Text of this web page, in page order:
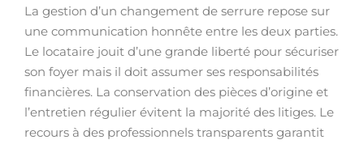
La gestion d’un changement de serrure repose sur
une communication honnête entre les deux parties.
Le locataire jouit d’une grande liberté pour sécuriser
son foyer mais il doit assumer ses responsabilités
financières. La conservation des pièces d’origine et
l’entretien régulier évitent la majorité des litiges. Le
recours à des professionnels transparents garantit